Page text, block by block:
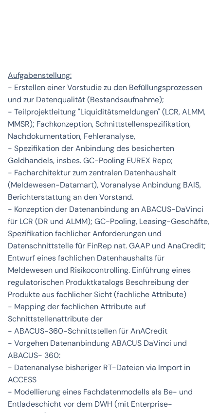
Aufgabenstellung:
- Erstellen einer Vorstudie zu den Befüllungsprozessen
und zur Datenqualität (Bestandsaufnahme);
- Teilprojektleitung "Liquiditätsmeldungen" (LCR, ALMM,
MMSR); Fachkonzeption, Schnittstellenspezifikation,
Nachdokumentation, Fehleranalyse,
- Spezifikation der Anbindung des besicherten
Geldhandels, insbes. GC-Pooling EUREX Repo;
- Facharchitektur zum zentralen Datenhaushalt
(Meldewesen-Datamart), Voranalyse Anbindung BAIS,
Berichterstattung an den Vorstand.
- Konzeption der Datenanbindung an ABACUS-DaVinci
für LCR (DR und ALMM); GC-Pooling, Leasing-Geschäfte,
Spezifikation fachlicher Anforderungen und
Datenschnittstelle für FinRep nat. GAAP und AnaCredit;
Entwurf eines fachlichen Datenhaushalts für
Meldewesen und Risikocontrolling. Einführung eines
regulatorischen Produktkatalogs Beschreibung der
Produkte aus fachlicher Sicht (fachliche Attribute)
- Mapping der fachlichen Attribute auf
Schnittstellenattribute der
- ABACUS-360-Schnittstellen für AnACredit
- Vorgehen Datenanbindung ABACUS DaVinci und
ABACUS- 360:
- Datenanalyse bisheriger RT-Dateien via Import in
ACCESS
- Modellierung eines Fachdatenmodells als Be- und
Entladeschicht vor dem DWH (mit Enterprise-